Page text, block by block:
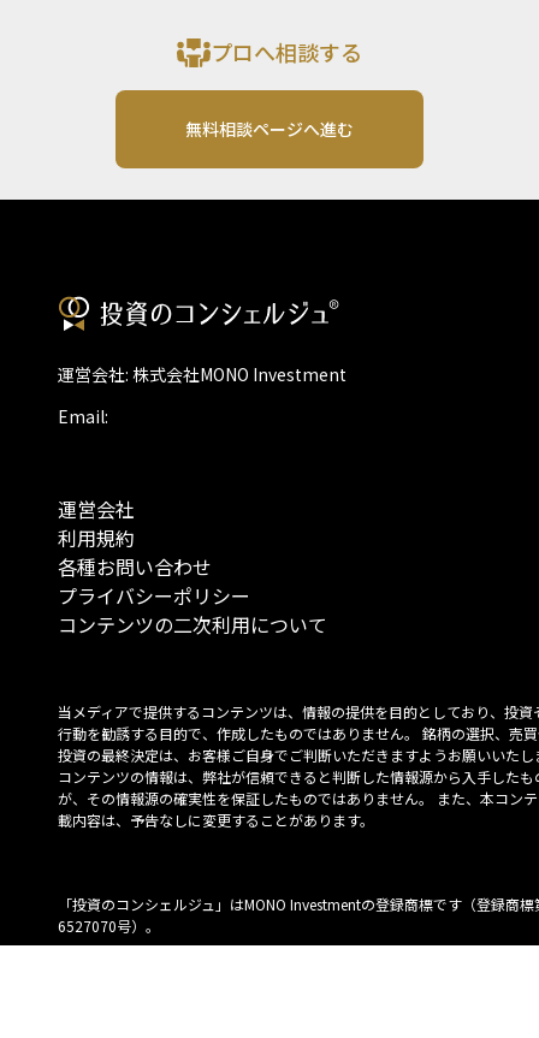
プロへ相談する
無料相談ページへ進む
運営会社: 株式会社MONO Investment
Email:
運営会社
利用規約
各種お問い合わせ
プライバシーポリシー
コンテンツの二次利用について
当メディアで提供するコンテンツは、情報の提供を目的としており、投資
行動を勧誘する目的で、作成したものではありません。 銘柄の選択、売
投資の最終決定は、お客様ご自身でご判断いただきますようお願いいたし
コンテンツの情報は、弊社が信頼できると判断した情報源から入手したも
が、その情報源の確実性を保証したものではありません。 また、本コン
載内容は、予告なしに変更することがあります。
「投資のコンシェルジュ」はMONO Investmentの登録商標です（登録商標
6527070号）。